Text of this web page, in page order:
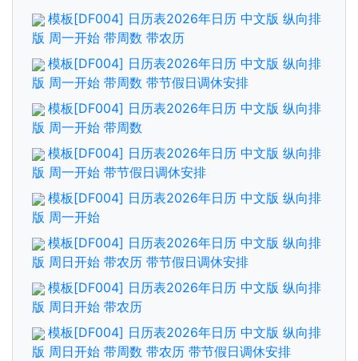
模板[DF004] 日历表2026年日历 中文版 纵向排
版 周一开始 带周数 带农历
模板[DF004] 日历表2026年日历 中文版 纵向排
版 周一开始 带周数 带节假日调休安排
模板[DF004] 日历表2026年日历 中文版 纵向排
版 周一开始 带周数
模板[DF004] 日历表2026年日历 中文版 纵向排
版 周一开始 带节假日调休安排
模板[DF004] 日历表2026年日历 中文版 纵向排
版 周一开始
模板[DF004] 日历表2026年日历 中文版 纵向排
版 周日开始 带农历 带节假日调休安排
模板[DF004] 日历表2026年日历 中文版 纵向排
版 周日开始 带农历
模板[DF004] 日历表2026年日历 中文版 纵向排
版 周日开始 带周数 带农历 带节假日调休安排